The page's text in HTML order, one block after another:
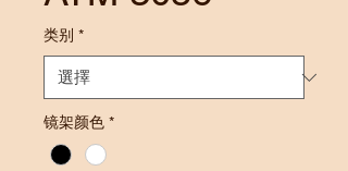
类别 *
镜架颜色 *